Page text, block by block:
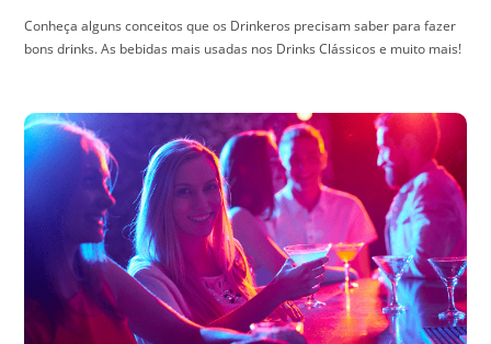
Conheça alguns conceitos que os Drinkeros precisam saber para fazer
bons drinks. As bebidas mais usadas nos Drinks Clássicos e muito mais!